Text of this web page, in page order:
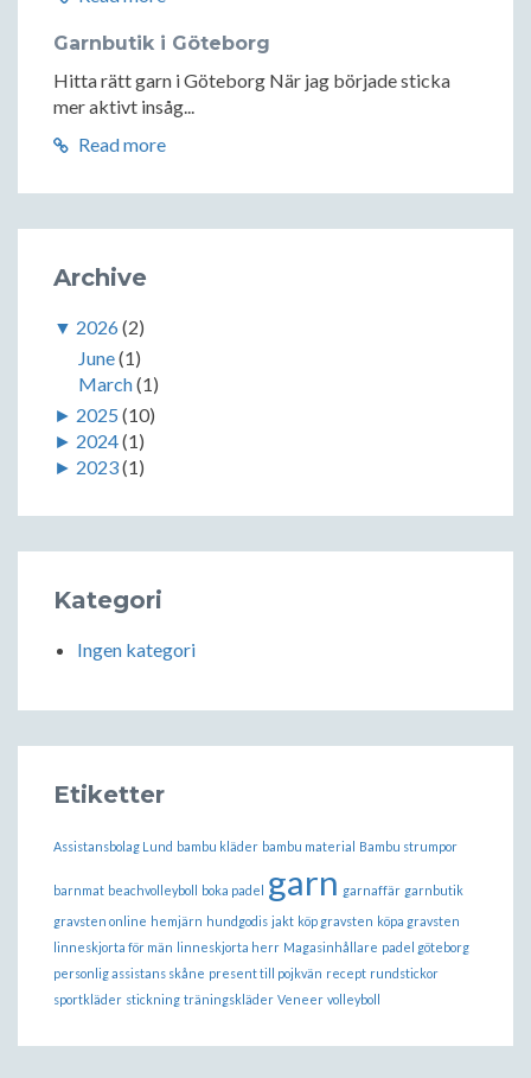
Garnbutik i Göteborg
Hitta rätt garn i Göteborg När jag började sticka
mer aktivt insåg...
Read more
Archive
▼ 2026(2)
June(1)
March(1)
► 2025 (10)
► 2024(1)
► 2023(1)
Kategori
Ingen kategori
Etiketter
Assistansbolag Lund bambu kläder bambu material Bambu strumpor
barnmat beachvolleyboll boka padel garn garnaffär garnbutik
gravsten online hemjärn hundgodis jakt köp gravsten köpa gravsten
linneskjorta för män linneskjorta herr Magasinhållare padel göteborg
personlig assistans skåne present till pojkvän recept rundstickor
sportkläder stickning träningskläder Veneer volleyboll